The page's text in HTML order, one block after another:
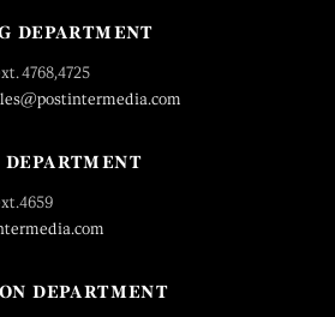
DEPARTMENT
4768,4725
DEPARTMENT